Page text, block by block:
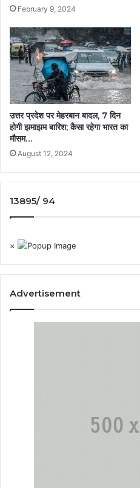
February 9, 2024
उत्तर प्रदेश पर मेहरबान बादल, 7 दिन
होगी झमाझम बारिश; कैसा रहेगा भारत का
मौसम…
August 12, 2024
13895/ 94
×
Advertisement